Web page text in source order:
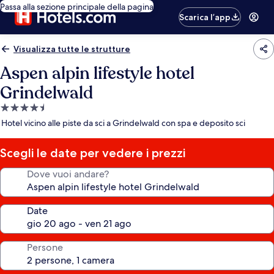
Passa alla sezione principale della pagina
Scarica l’app
Visualizza tutte le strutture
Aspen alpin lifestyle hotel
Grindelwald
Struttura
a
stelle
Hotel vicino alle piste da sci a Grindelwald con spa e deposito sci
Scegli le date per vedere i prezzi
Dove vuoi andare?
Date
Persone